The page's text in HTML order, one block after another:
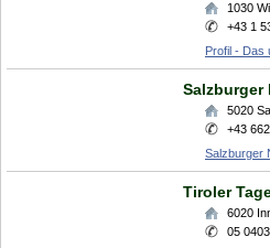
1030
+43 1
Profil - Das
Salzburger
5020
+43
Salzburger
Tiroler
6020
05 0403